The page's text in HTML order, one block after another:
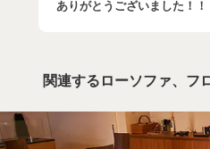
ありがとうございました！！
関連するローソファ、フ